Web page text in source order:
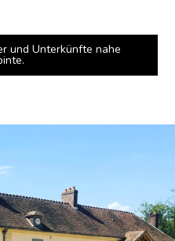
und Unterkünfte nahe